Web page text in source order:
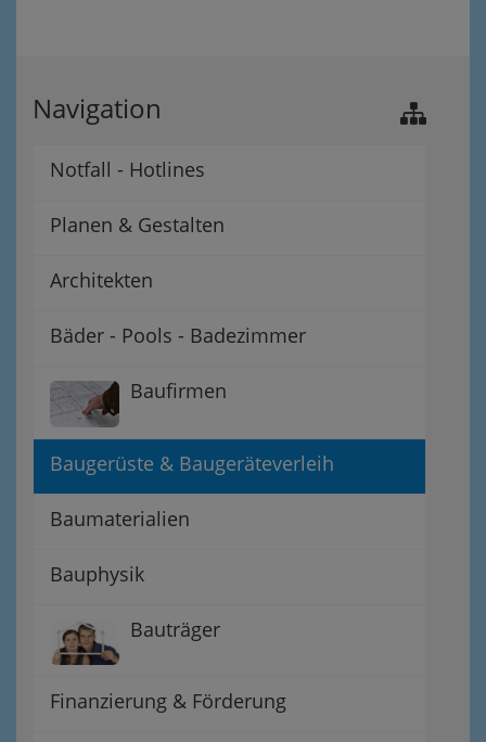
Navigation
Notfall - Hotlines
Planen & Gestalten
Architekten
Bäder - Pools - Badezimmer
Baufirmen
Baugerüste & Baugeräteverleih
Baumaterialien
Bauphysik
Bauträger
Finanzierung & Förderung